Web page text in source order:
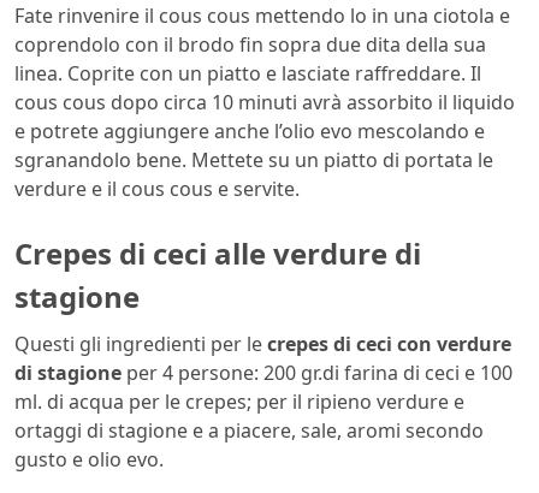
Fate rinvenire il cous cous mettendo lo in una ciotola e
coprendolo con il brodo fin sopra due dita della sua
linea. Coprite con un piatto e lasciate raffreddare. Il
cous cous dopo circa 10 minuti avrà assorbito il liquido
e potrete aggiungere anche l’olio evo mescolando e
sgranandolo bene. Mettete su un piatto di portata le
verdure e il cous cous e servite.
Crepes di ceci alle verdure di
stagione
Questi gli ingredienti per lecrepes di ceci con verdure
di stagione per 4 persone: 200 gr.di farina di ceci e 100
ml. di acqua per le crepes; per il ripieno verdure e
ortaggi di stagione e a piacere, sale, aromi secondo
gusto e olio evo.